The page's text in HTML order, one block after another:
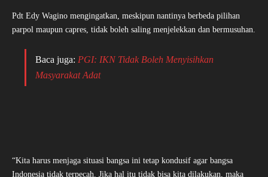
Pdt Edy Wagino mengingatkan, meskipun nantinya berbeda pilihan
parpol maupun capres, tidak boleh saling menjelekkan dan bermusuhan.
Baca juga: PGI: IKN Tidak Boleh Menyisihkan
Masyarakat Adat
“Kita harus menjaga situasi bangsa ini tetap kondusif agar bangsa
Indonesia tidak terpecah. Jika hal itu tidak bisa kita dilakukan, maka